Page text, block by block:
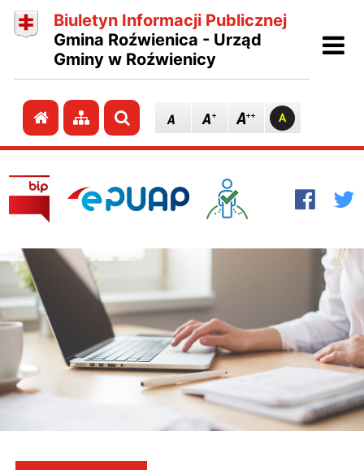
Biuletyn Informacji Publicznej
Gmina Roźwienica - Urząd
Gminy w Roźwienicy
Przejdź do strony głównej
Przejdź do mapy strony
Szukaj